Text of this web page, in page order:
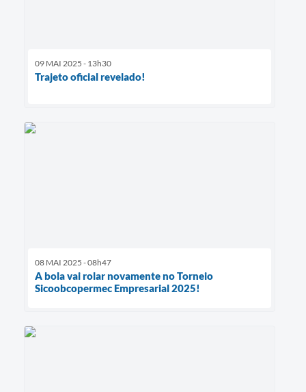
09 MAI 2025 - 13h30
Trajeto oficial revelado!
08 MAI 2025 - 08h47
A bola vai rolar novamente no Torneio
Sicoobcopermec Empresarial 2025!